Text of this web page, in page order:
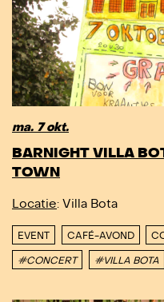
ma. 7 okt.
BARNIGHT VILLA
TOWN
Locatie: Villa Bota
EVENT CAFÉ-AVOND
#CONCERT #VILLA BOTA